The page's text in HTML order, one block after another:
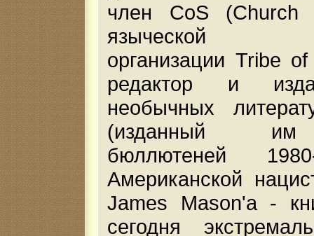
член CoS
языческой
организации Tribe
редактор и
необычных
(изданный им
бюллютеней
Американской
James Mason'a -
сегодня